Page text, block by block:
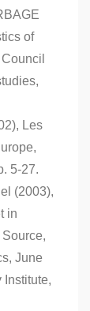
of
Les
5-27.
(2003),
in
June
Institute,